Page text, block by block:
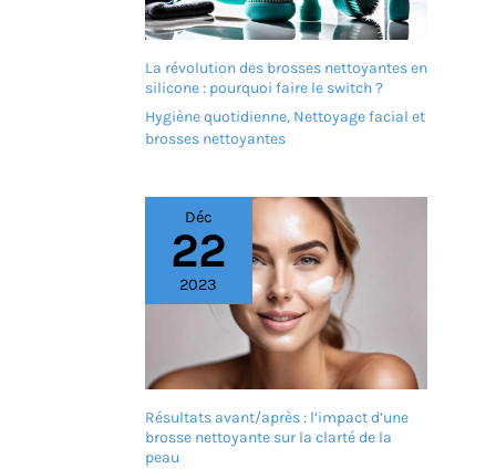
rouleaux de massage
ergonomiques, cet
appareil stimule les zones
réflexes de vos pieds tout
en associant une lumière
rouge qui complète
idéalement ce rituel de
plus, la pierre ponce
intégrée élimine
efficacement les
callosités et peaux
mortes pour retrouver des
pieds doux. C'est l'allié
idéal pour les personnes
souffrant de pieds froids
ou les infirmières
soulagement profond
CONCEPTION PLIABLE ET
La révolution des brosses nettoyantes en
silicone : pourquoi faire le switch ?
Hygiène quotidienne, Nettoyage facial et
brosses nettoyantes
Déc
22
2023
Résultats avant/après : l’impact d’une
brosse nettoyante sur la clarté de la
peau